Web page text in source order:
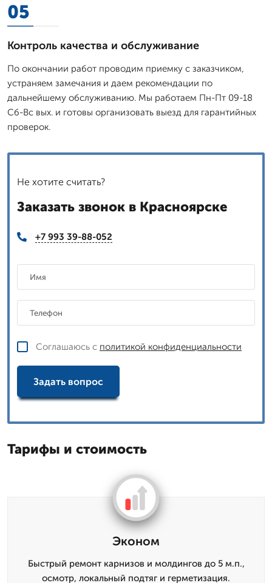
05
Контроль качества и обслуживание
По окончании работ проводим приемку с заказчиком,
устраняем замечания и даем рекомендации по
дальнейшему обслуживанию. Мы работаем Пн-Пт 09-18
Сб-Вс вых. и готовы организовать выезд для гарантийных
проверок.
Не хотите считать?
Заказать звонок в Красноярске
+7 993 39-88-052
Соглашаюсь с политикой конфиденциальности
Задать вопрос
Тарифы и стоимость
Эконом
Быстрый ремонт карнизов и молдингов до 5 м.п.,
осмотр, локальный подтяг и герметизация.